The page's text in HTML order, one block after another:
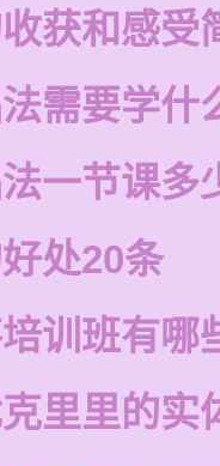
获和感受
需要学什
一节课多
处20条
训班有哪
里里的实